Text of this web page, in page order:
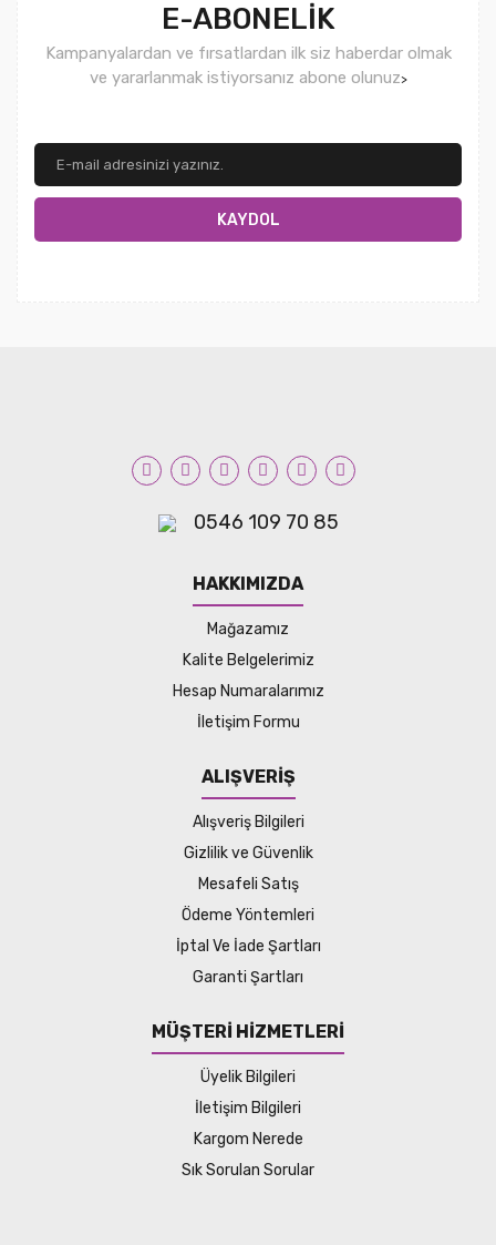
E-ABONELİK
Kampanyalardan ve fırsatlardan ilk siz haberdar olmak
ve yararlanmak istiyorsanız abone olunuz>
KAYDOL
0546 109 70 85
HAKKIMIZDA
Mağazamız
Kalite Belgelerimiz
Hesap Numaralarımız
İletişim Formu
ALIŞVERİŞ
Alışveriş Bilgileri
Gizlilik ve Güvenlik
Mesafeli Satış
Ödeme Yöntemleri
İptal Ve İade Şartları
Garanti Şartları
MÜŞTERİ HİZMETLERİ
Üyelik Bilgileri
İletişim Bilgileri
Kargom Nerede
Sık Sorulan Sorular